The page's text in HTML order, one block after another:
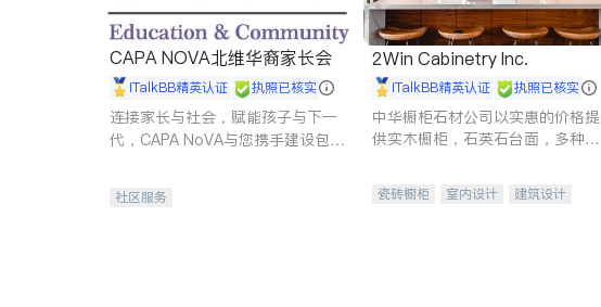
CAPA NOVA北维华裔家长会
iTalkBB精英认证 执照已核实
连接家长与社会，赋能孩子与下一
代，CAPA NoVA与您携手建设包
社区服务
2Win Cabinetry Inc.
iTalkBB精英认证 执照已核实
中华橱柜石材公司以实惠的价格提
供实木橱柜，石英石台面，多种优
瓷砖橱柜 室内设计
建筑设计